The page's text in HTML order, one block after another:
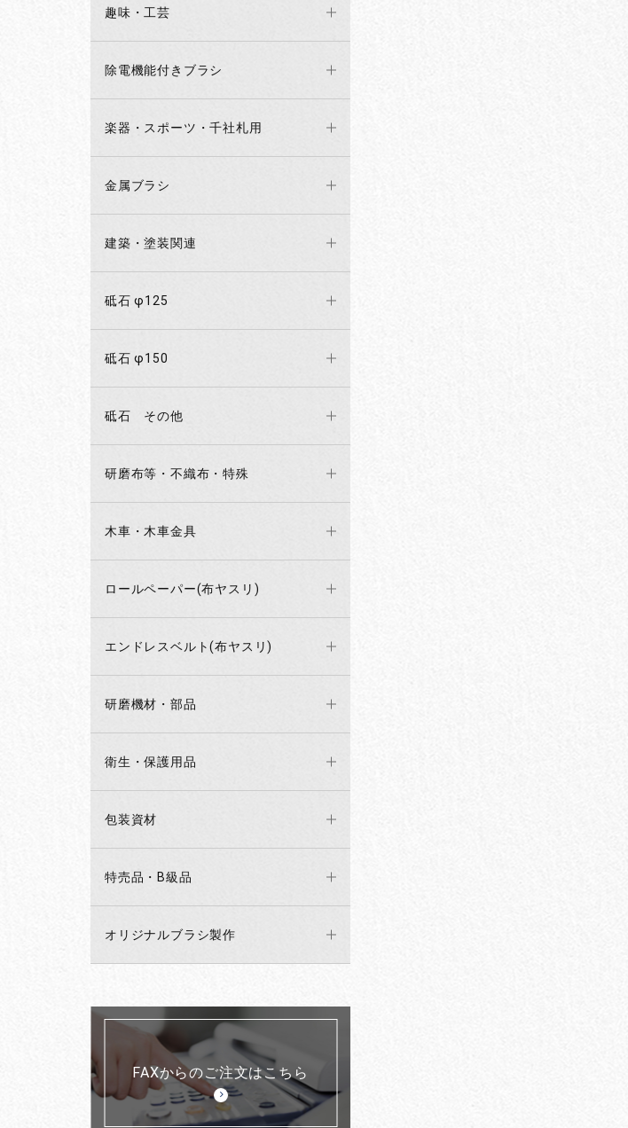
趣味・工芸
除電機能付きブラシ
楽器・スポーツ・千社札用
金属ブラシ
建築・塗装関連
砥石 φ125
砥石 φ150
砥石 その他
研磨布等・不織布・特殊
木車・木車金具
ロールペーパー(布ヤスリ)
エンドレスベルト(布ヤスリ)
研磨機材・部品
衛生・保護用品
包装資材
特売品・B級品
オリジナルブラシ製作
FAXからのご注文はこちら